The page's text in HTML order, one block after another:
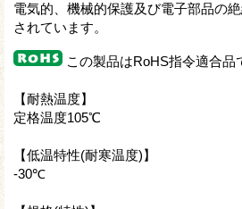
電気的、機械的保護及び電子部品の
されています。
この製品はRoHS指令適合品
【耐熱温度】
定格温度105℃
【低温特性(耐寒温度)】
-30℃